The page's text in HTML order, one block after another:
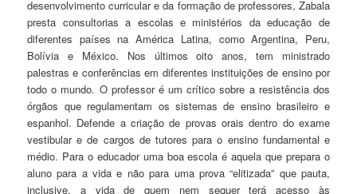
desenvolvimento curricular e da formação de professores, Zabala
presta consultorias a escolas e ministérios da educação de
diferentes países na América Latina, como Argentina, Peru,
Bolívia e México. Nos últimos oito anos, tem ministrado
palestras e conferências em diferentes instituições de ensino por
todo o mundo. O professor é um crítico sobre a resistência dos
órgãos que regulamentam os sistemas de ensino brasileiro e
espanhol. Defende a criação de provas orais dentro do exame
vestibular e de cargos de tutores para o ensino fundamental e
médio. Para o educador uma boa escola é aquela que prepara o
aluno para a vida e não para uma prova “elitizada” que pauta,
inclusive, a vida de quem nem sequer terá acesso às